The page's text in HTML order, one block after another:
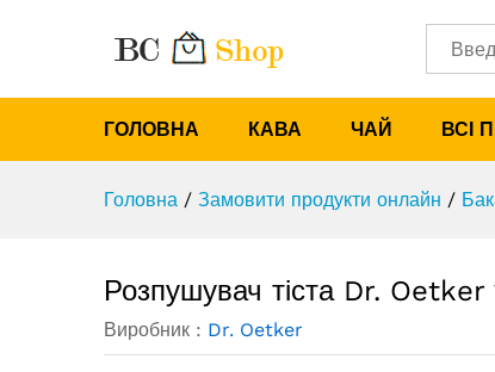
ГОЛОВНА КАВА ЧАЙ ВСІ
Головна / Замовити продукти онлайн /
Розпушувач тіста Dr. Oetker
Виробник : Dr. Oetker
Розпушувач тіста Dr.